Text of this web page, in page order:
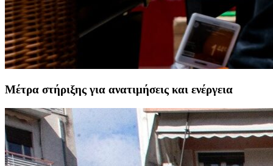
Μέτρα στήριξης για ανατιμήσεις και ενέργεια